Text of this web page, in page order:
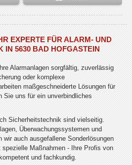
EXPERTE FÜR ALARM- UND S
5630 BAD HOFGASTEIN
Alarmanlagen sorgfältig, zuverlässig
oder komplexe
maßgeschneiderte Lösungen für
Sie uns für ein unverbindliches
Sicherheitstechnik sind vielseitig.
Überwachungssystemen und
auch ausgefallene Sonderlösungen
spezielle Maßnahmen - Ihre Profis von
und fachkundig.